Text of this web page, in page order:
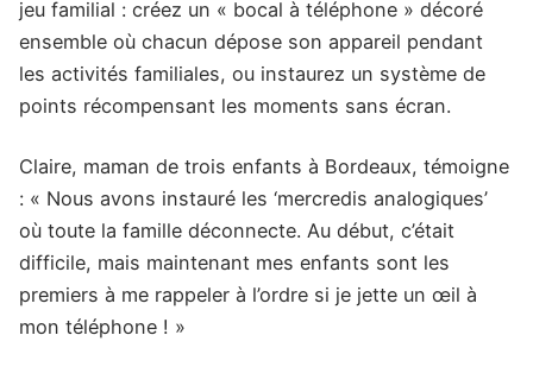
jeu familial : créez un « bocal à téléphone » décoré
ensemble où chacun dépose son appareil pendant
les activités familiales, ou instaurez un système de
points récompensant les moments sans écran.
Claire, maman de trois enfants à Bordeaux, témoigne
: « Nous avons instauré les ‘mercredis analogiques’
où toute la famille déconnecte. Au début, c’était
difficile, mais maintenant mes enfants sont les
premiers à me rappeler à l’ordre si je jette un œil à
mon téléphone ! »